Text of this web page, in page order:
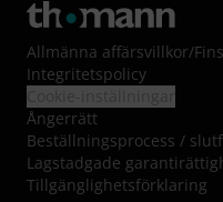
Allmänna affärsvillkor/
Integritetspolicy
Ångerrätt
Beställningsprocess /
Lagstadgade
Tillgänglighetsförklaring